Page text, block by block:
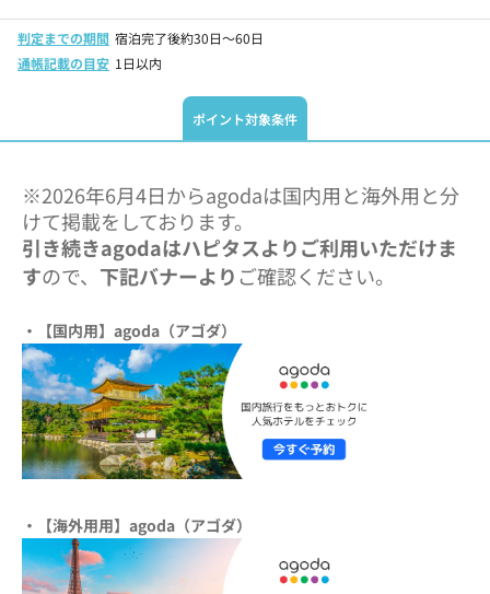
判定までの期間 宿泊完了後約30日～60日
通帳記載の目安 1日以内
ポイント対象条件
※2026年6月4日からagodaは国内用と海外用と分
けて掲載をしております。
引き続きagodaはハピタスよりご利用いただけま
すので、 下記バナーより ご確認ください。
・【国内用】agoda（アゴダ）
・【海外用用】agoda（アゴダ）